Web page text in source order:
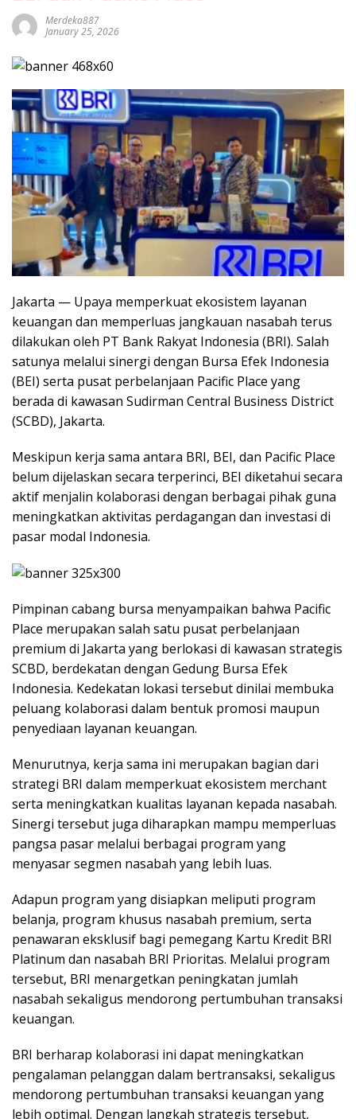
Merdeka887
January 25, 2026
Jakarta — Upaya memperkuat ekosistem layanan
keuangan dan memperluas jangkauan nasabah terus
dilakukan oleh PT Bank Rakyat Indonesia (BRI). Salah
satunya melalui sinergi dengan Bursa Efek Indonesia
(BEI) serta pusat perbelanjaan Pacific Place yang
berada di kawasan Sudirman Central Business District
(SCBD), Jakarta.
Meskipun kerja sama antara BRI, BEI, dan Pacific Place
belum dijelaskan secara terperinci, BEI diketahui secara
aktif menjalin kolaborasi dengan berbagai pihak guna
meningkatkan aktivitas perdagangan dan investasi di
pasar modal Indonesia.
Pimpinan cabang bursa menyampaikan bahwa Pacific
Place merupakan salah satu pusat perbelanjaan
premium di Jakarta yang berlokasi di kawasan strategis
SCBD, berdekatan dengan Gedung Bursa Efek
Indonesia. Kedekatan lokasi tersebut dinilai membuka
peluang kolaborasi dalam bentuk promosi maupun
penyediaan layanan keuangan.
Menurutnya, kerja sama ini merupakan bagian dari
strategi BRI dalam memperkuat ekosistem merchant
serta meningkatkan kualitas layanan kepada nasabah.
Sinergi tersebut juga diharapkan mampu memperluas
pangsa pasar melalui berbagai program yang
menyasar segmen nasabah yang lebih luas.
Adapun program yang disiapkan meliputi program
belanja, program khusus nasabah premium, serta
penawaran eksklusif bagi pemegang Kartu Kredit BRI
Platinum dan nasabah BRI Prioritas. Melalui program
tersebut, BRI menargetkan peningkatan jumlah
nasabah sekaligus mendorong pertumbuhan transaksi
keuangan.
BRI berharap kolaborasi ini dapat meningkatkan
pengalaman pelanggan dalam bertransaksi, sekaligus
mendorong pertumbuhan transaksi keuangan yang
lebih optimal. Dengan langkah strategis tersebut,